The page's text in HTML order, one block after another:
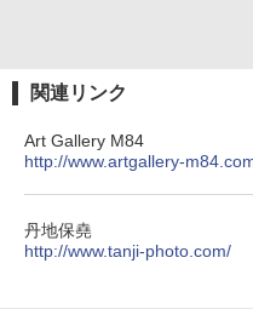
関連リンク
Art Gallery M84
http://www.artgallery-
丹地保堯
http://www.tanji-photo.com/